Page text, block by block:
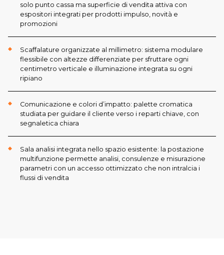
solo punto cassa ma superficie di vendita attiva con
espositori integrati per prodotti impulso, novità e
promozioni
Scaffalature organizzate al millimetro: sistema modulare
flessibile con altezze differenziate per sfruttare ogni
centimetro verticale e illuminazione integrata su ogni
ripiano
Comunicazione e colori d’impatto: palette cromatica
studiata per guidare il cliente verso i reparti chiave, con
segnaletica chiara
Sala analisi integrata nello spazio esistente: la postazione
multifunzione permette analisi, consulenze e misurazione
parametri con un accesso ottimizzato che non intralcia i
flussi di vendita